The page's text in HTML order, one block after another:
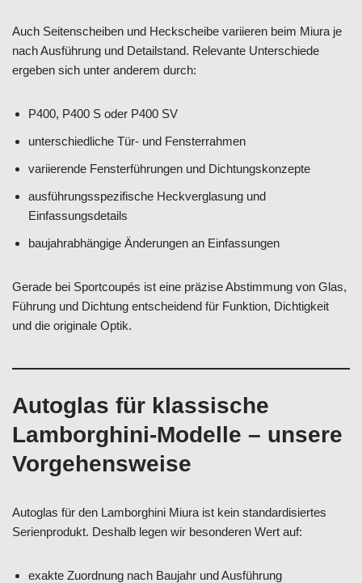
Auch Seitenscheiben und Heckscheibe variieren beim Miura je
nach Ausführung und Detailstand. Relevante Unterschiede
ergeben sich unter anderem durch:
P400, P400 S oder P400 SV
unterschiedliche Tür- und Fensterrahmen
variierende Fensterführungen und Dichtungskonzepte
ausführungsspezifische Heckverglasung und
Einfassungsdetails
baujahrabhängige Änderungen an Einfassungen
Gerade bei Sportcoupés ist eine präzise Abstimmung von Glas,
Führung und Dichtung entscheidend für Funktion, Dichtigkeit
und die originale Optik.
Autoglas für klassische
Lamborghini-Modelle – unsere
Vorgehensweise
Autoglas für den Lamborghini Miura ist kein standardisiertes
Serienprodukt. Deshalb legen wir besonderen Wert auf:
exakte Zuordnung nach Baujahr und Ausführung